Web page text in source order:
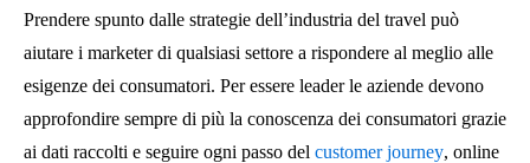
Prendere spunto dalle strategie dell’industria del travel può
aiutare i marketer di qualsiasi settore a rispondere al meglio alle
esigenze dei consumatori. Per essere leader le aziende devono
approfondire sempre di più la conoscenza dei consumatori grazie
ai dati raccolti e seguire ogni passo del customer journey, online